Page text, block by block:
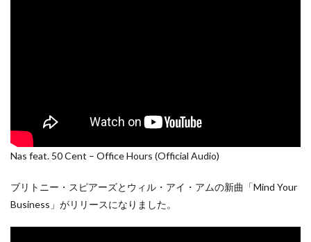
Nas feat. 50 Cent – Office Hours (Official Audio)
ブリトニー・スピアーズとウィル・アイ・アムの新曲「Mind Your
Business」がリリースになりました。